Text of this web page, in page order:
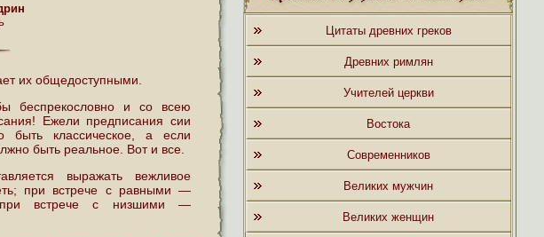
их общедоступными.
беспрекословно и со всею
Ежели предписания сии
быть классическое, а если
быть реальное. Вот и все.
выражать вежливое
при встрече с равными —
при встрече с низшими —
Цитаты древних греков
Древних римлян
Учителей церкви
Востока
Современников
Великих мужчин
Великих женщин